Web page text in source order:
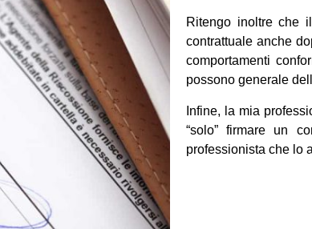
Ritengo inoltre che
contrattuale anche
comportamenti
possono generale
Infine, la mia
“solo” firmare un
professionista che lo